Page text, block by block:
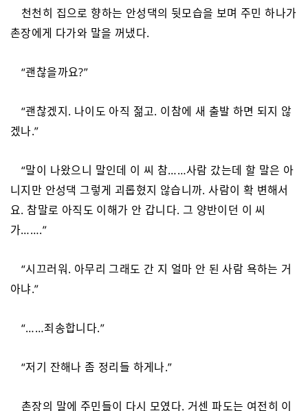
천천히 집으로 향하는 안성댁의 뒷모습을 보며 주민 하나가
촌장에게 다가와 말을 꺼냈다.
“괜찮을까요?”
“괜찮겠지. 나이도 아직 젊고. 이참에 새 출발 하면 되지 않
겠나.”
“말이 나왔으니 말인데 이 씨 참……사람 갔는데 할 말은 아
니지만 안성댁 그렇게 괴롭혔지 않습니까. 사람이 확 변해서
요. 참말로 아직도 이해가 안 갑니다. 그 양반이던 이 씨
가…….”
“시끄러워. 아무리 그래도 간 지 얼마 안 된 사람 욕하는 거
아냐.”
“……죄송합니다.”
“저기 잔해나 좀 정리들 하게나.”
촌장의 말에 주민들이 다시 모였다. 거센 파도는 여전히 이